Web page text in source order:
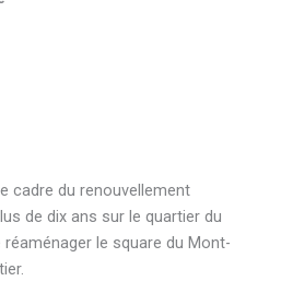
cadre du renouvellement
de dix ans sur le quartier du
réaménager le square du Mont-